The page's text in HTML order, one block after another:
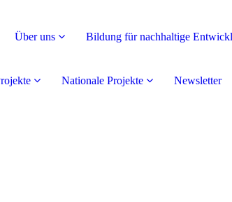
Über uns Bildung für nachhaltige
Nationale Projekte Newsletter